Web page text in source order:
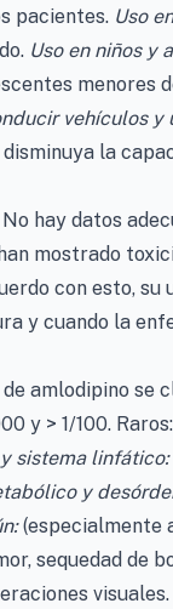
pacientes. Uso
Uso en niños y
menores
vehículos y
la
No hay datos
mostrado
con esto, su
y cuando la
amlodipino se
y > 1/100.
sistema
y
(especialmente
sequedad de
visuales.